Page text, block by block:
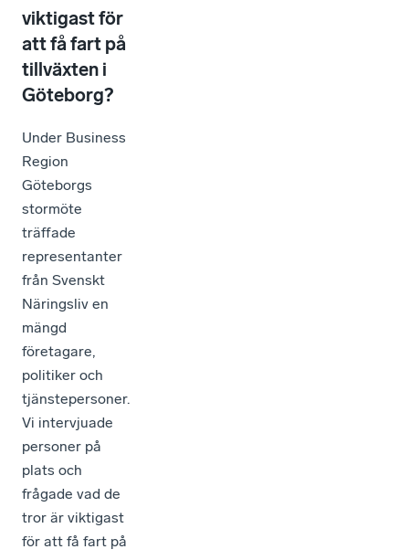
viktigast för
att få fart på
tillväxten i
Göteborg?
Under Business
Region
Göteborgs
stormöte
träffade
representanter
från Svenskt
Näringsliv en
mängd
företagare,
politiker och
tjänstepersoner.
Vi intervjuade
personer på
plats och
frågade vad de
tror är viktigast
för att få fart på